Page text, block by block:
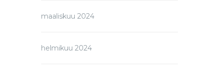
maaliskuu 2024
helmikuu 2024